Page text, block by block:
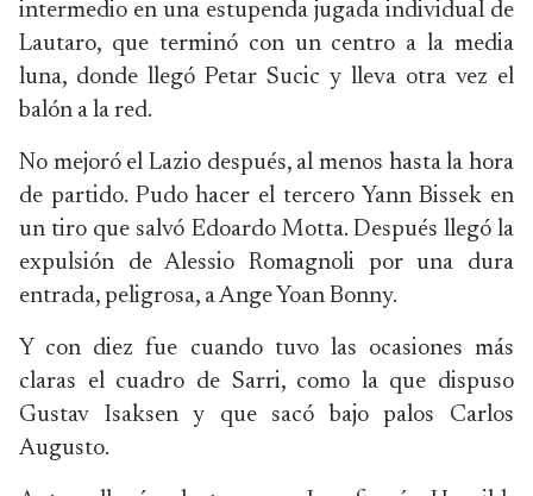
intermedio en una estupenda jugada individual de
Lautaro, que terminó con un centro a la media
luna, donde llegó Petar Sucic y lleva otra vez el
balón a la red.
No mejoró el Lazio después, al menos hasta la hora
de partido. Pudo hacer el tercero Yann Bissek en
un tiro que salvó Edoardo Motta. Después llegó la
expulsión de Alessio Romagnoli por una dura
entrada, peligrosa, a Ange Yoan Bonny.
Y con diez fue cuando tuvo las ocasiones más
claras el cuadro de Sarri, como la que dispuso
Gustav Isaksen y que sacó bajo palos Carlos
Augusto.